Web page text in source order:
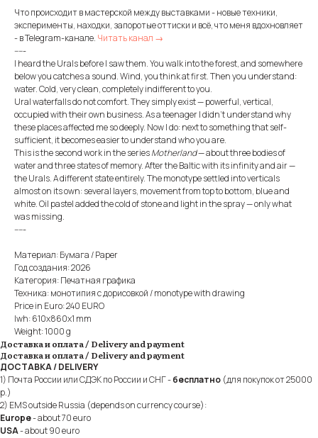
Что происходит в мастерской между выставками - новые техники,
эксперименты, находки, запоротые оттиски и всё, что меня вдохновляет
- в Telegram-канале. Читать канал →
-----
I heard the Urals before I saw them. You walk into the forest, and somewhere
below you catches a sound. Wind, you think at first. Then you understand:
water. Cold, very clean, completely indifferent to you.
Ural waterfalls do not comfort. They simply exist — powerful, vertical,
occupied with their own business. As a teenager I didn't understand why
these places affected me so deeply. Now I do: next to something that self-
sufficient, it becomes easier to understand who you are.
This is the second work in the seriesMotherland— about three bodies of
water and three states of memory. After the Baltic with its infinity and air —
the Urals. A different state entirely. The monotype settled into verticals
almost on its own: several layers, movement from top to bottom, blue and
white. Oil pastel added the cold of stone and light in the spray — only what
was missing.
-----
Материал: Бумага / Paper
Год создания: 2026
Категория: Печатная графика
Техника: монотипия с дорисовкой / monotype with drawing
Price in Euro: 240 EURO
lwh: 610x860x1 mm
Weight: 1000 g
Доставка и оплата / Delivery and payment
Доставка и оплата / Delivery and payment
ДОСТАВКА / DELIVERY
1) Почта России или СДЭК по России и СНГ -бесплатно (для покупок от 25000
р.)
2) EMS outside Russia (depends on currency course):
Europe- about 70 euro
USA- about 90 euro